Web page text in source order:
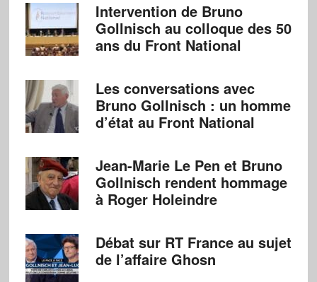
Intervention de Bruno
Gollnisch au colloque des 50
ans du Front National
Les conversations avec
Bruno Gollnisch : un homme
d’état au Front National
Jean-Marie Le Pen et Bruno
Gollnisch rendent hommage
à Roger Holeindre
Débat sur RT France au sujet
de l’affaire Ghosn